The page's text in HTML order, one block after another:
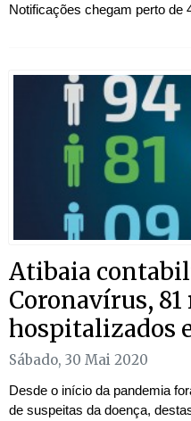
Notificações chegam perto de
Atibaia
Coronavírus, 81
hospitalizados
Sábado, 30 Mai 2020
Desde o início da pandemia
de suspeitas da doença,